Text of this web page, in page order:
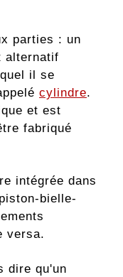
parties : un
alternatif
il se
cylindre.
et est
fabriqué
intégrée dans
bielle-
versa.
dire qu'un